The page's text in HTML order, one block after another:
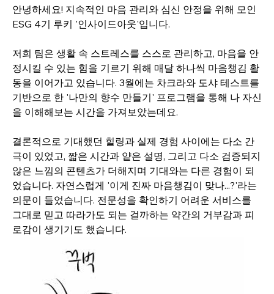
안녕하세요! 지속적인 마음 관리와 심신 안정을 위해 모인
ESG 4기 루키 '인사이드아웃'입니다.
저희 팀은 생활 속 스트레스를 스스로 관리하고, 마음을 안
정시킬 수 있는 힘을 기르기 위해 매달 하나씩 마음챙김 활
동을 이어가고 있습니다. 3월에는 차크라와 도샤 테스트를
기반으로 한 '나만의 향수 만들기' 프로그램을 통해 나 자신
을 이해해보는 시간을 가져보았는데요.
결론적으로 기대했던 힐링과 실제 경험 사이에는 다소 간
극이 있었고, 짧은 시간과 얕은 설명, 그리고 다소 검증되지
않은 느낌의 콘텐츠가 더해지며 기대와는 다른 경험이 되
었습니다. 자연스럽게 '이게 진짜 마음챙김이 맞나...?'라는
의문이 들었습니다. 전문성을 확인하기 어려운 서비스를
그대로 믿고 따라가도 되는 걸까하는 약간의 거부감과 피
로감이 생기기도 했습니다.